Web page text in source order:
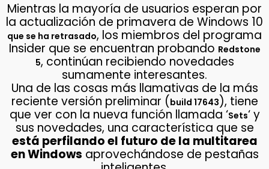
Mientras la mayoría de usuarios esperan por
la actualización de primavera de Windows 10
que se ha retrasado, los miembros del programa
Insider que se encuentran probando Redstone
5, continúan recibiendo novedades
sumamente interesantes.
Una de las cosas más llamativas de la más
reciente versión preliminar (build 17643), tiene
que ver con la nueva función llamada ‘Sets‘ y
sus novedades, una característica que se
está perfilando el futuro de la multitarea
en Windows aprovechándose de pestañas